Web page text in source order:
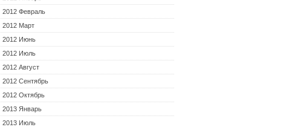
2012 Февраль
2012 Март
2012 Июнь
2012 Июль
2012 Август
2012 Сентябрь
2012 Октябрь
2013 Январь
2013 Июль